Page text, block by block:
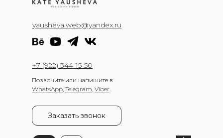
yausheva.web@yandex.ru
+7 (922) 344-15-50
Позвоните или напишите в
WhatsApp, Telegram, Viber.
Заказать звонок